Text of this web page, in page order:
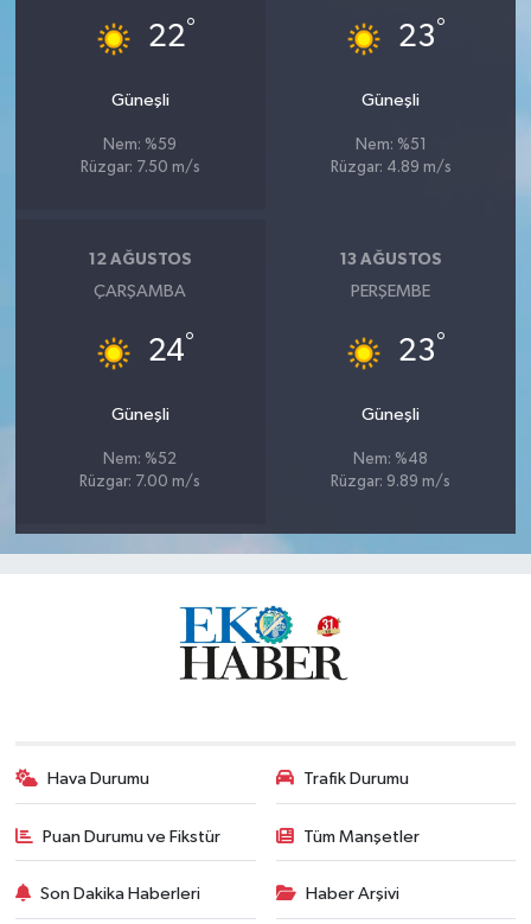
22°
Güneşli
Nem: %59
Rüzgar: 7.50 m/s
23°
Güneşli
Nem: %51
Rüzgar: 4.89 m/s
12 AĞUSTOS
ÇARŞAMBA
24°
Güneşli
Nem: %52
Rüzgar: 7.00 m/s
13 AĞUSTOS
PERŞEMBE
23°
Güneşli
Nem: %48
Rüzgar: 9.89 m/s
Hava Durumu Trafik Durumu
Puan Durumu ve Fikstür Tüm Manşetler
Son Dakika Haberleri Haber Arşivi